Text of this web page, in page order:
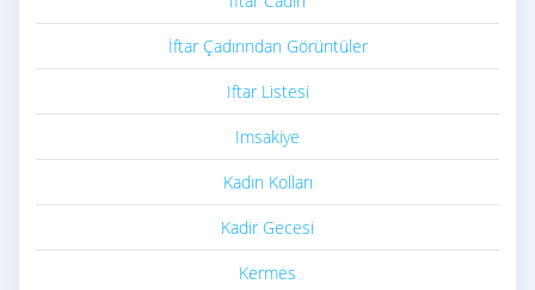
İftar Çadırından Görüntüler
Iftar Listesi
Imsakiye
Kadın Kolları
Kadir Gecesi
Kermes